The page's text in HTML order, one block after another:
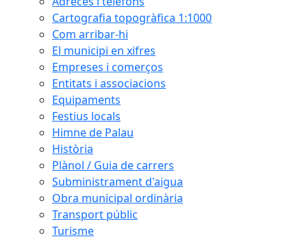
Cartografia topogràfica 1:1000
Com arribar-hi
El municipi en xifres
Empreses i comerços
Entitats i associacions
Equipaments
Festius locals
Himne de Palau
Història
Plànol / Guia de carrers
Subministrament d'aigua
Obra municipal ordinària
Transport públic
Turisme